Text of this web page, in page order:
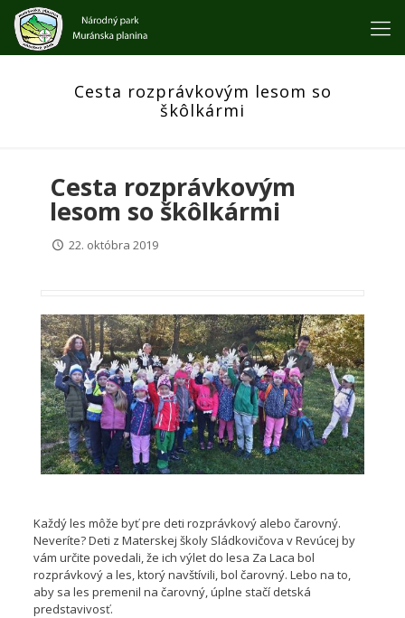
Cesta rozprávkovým lesom so
škôlkármi
Cesta rozprávkovým
lesom so škôlkármi
22. októbra 2019
Každý les môže byť pre deti rozprávkový alebo čarovný.
Neveríte? Deti z Materskej školy Sládkovičova v Revúcej by
vám určite povedali, že ich výlet do lesa Za Laca bol
rozprávkový a les, ktorý navštívili, bol čarovný. Lebo na to,
aby sa les premenil na čarovný, úplne stačí detská
predstavivosť.